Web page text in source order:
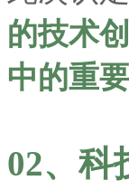
的技术
中的重
02、科